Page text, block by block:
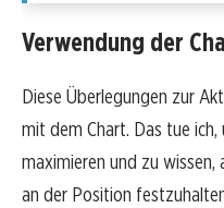
Verwendung der
Diese Überlegungen zur
mit dem Chart. Das tue ich,
maximieren und zu
an der Position